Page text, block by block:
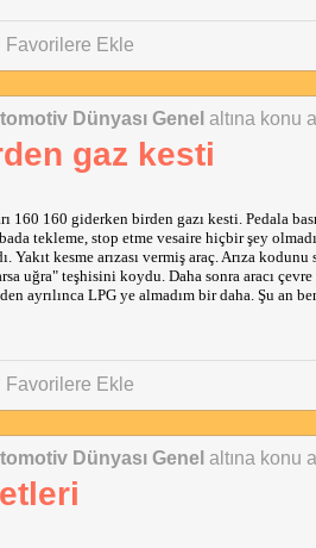
Favorilere Ekle
Dünyası Genel altına konu
gaz kesti
160 giderken birden gazı kesti. Pedala
tekleme, stop etme vesaire hiçbir şey
Yakıt kesme arızası vermiş araç. Arıza
uğra" teşhisini koydu. Daha sonra aracı
ayrılınca LPG ye almadım bir daha. Şu an
Favorilere Ekle
Dünyası Genel altına konu